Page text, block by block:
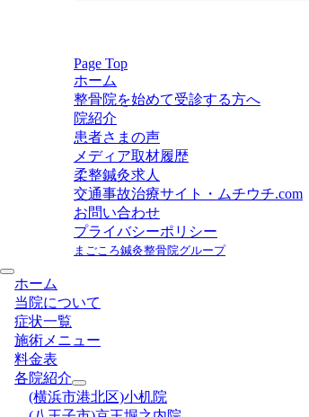
Page Top
ホーム
整骨院を始めて受診する方へ
院紹介
患者さまの声
メディア取材履歴
柔整鍼灸求人
交通事故治療サイト・ムチウチ.com
お問い合わせ
プライバシーポリシー
まごころ鍼灸整骨院グループ
ホーム
当院について
症状一覧
施術メニュー
料金表
各院紹介
(横浜市港北区)小机院